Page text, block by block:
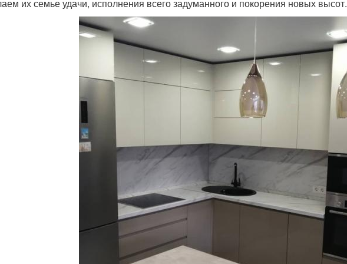
их семье удачи, исполнения всего задуманного и покорения новых высот.